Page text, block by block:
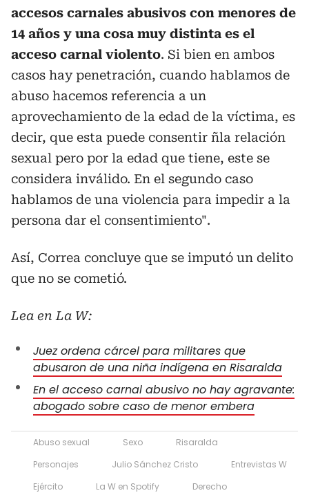
accesos carnales abusivos con menores de
14 años y una cosa muy distinta es el
acceso carnal violento. Si bien en ambos
casos hay penetración, cuando hablamos de
abuso hacemos referencia a un
aprovechamiento de la edad de la víctima, es
decir, que esta puede consentir ñla relación
sexual pero por la edad que tiene, este se
considera inválido. En el segundo caso
hablamos de una violencia para impedir a la
persona dar el consentimiento".
Así, Correa concluye que se imputó un delito
que no se cometió.
Lea en La W:
Juez ordena cárcel para militares que
abusaron de una niña indígena en Risaralda
En el acceso carnal abusivo no hay agravante:
abogado sobre caso de menor embera
Abuso sexual Sexo
Risaralda
Personajes
Julio Sánchez Cristo
Entrevistas W
Ejército
La W en Spotify Derecho